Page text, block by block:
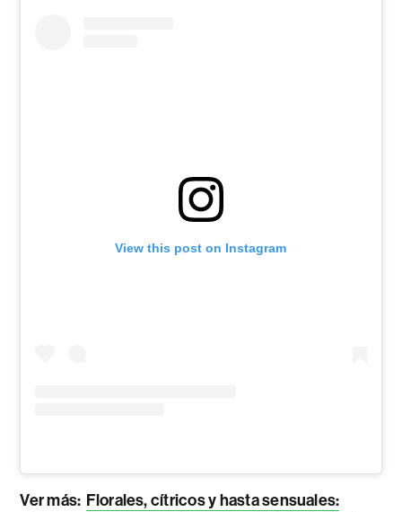
View this post on Instagram
Ver más: Florales, cítricos y hasta sensuales: